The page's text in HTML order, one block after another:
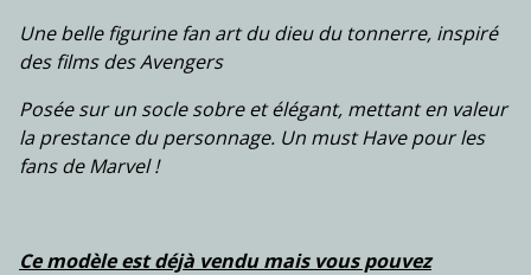
Une belle figurine fan art du dieu du tonnerre, inspiré
des films des Avengers
Posée sur un socle sobre et élégant, mettant en valeur
la prestance du personnage. Un must Have pour les
fans de Marvel !
Ce modèle est déjà vendu mais vous pouvez